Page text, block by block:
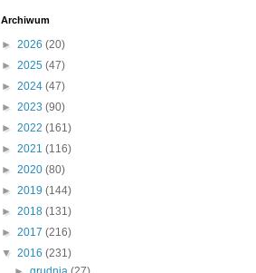
Archiwum
► 2026 (20)
► 2025 (47)
► 2024 (47)
► 2023 (90)
► 2022 (161)
► 2021 (116)
► 2020 (80)
► 2019 (144)
► 2018 (131)
► 2017 (216)
▼ 2016 (231)